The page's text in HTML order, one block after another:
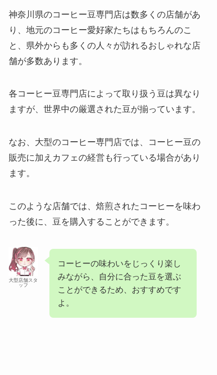
神奈川県のコーヒー豆専門店は数多くの店舗があ
り、地元のコーヒー愛好家たちはもちろんのこ
と、県外からも多くの人々が訪れるおしゃれな店
舗が多数あります。
各コーヒー豆専門店によって取り扱う豆は異なり
ますが、世界中の厳選された豆が揃っています。
なお、大型のコーヒー専門店では、コーヒー豆の
販売に加えカフェの経営も行っている場合があり
ます。
このような店舗では、焙煎されたコーヒーを味わ
った後に、豆を購入することができます。
大型店舗スタ
ッフ
コーヒーの味わいをじっくり楽し
みながら、自分に合った豆を選ぶ
ことができるため、おすすめです
よ。